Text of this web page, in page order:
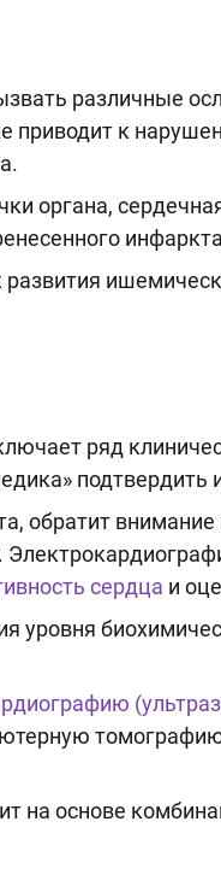
различные
приводит к
органа,
ряд
подтвердить
обратит
сердца и
уровня
на основе